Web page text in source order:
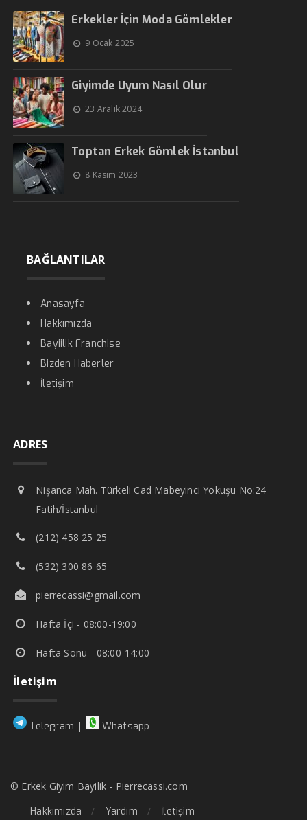
Erkekler İçin Moda Gömlekler
9 Ocak 2025
Giyimde Uyum Nasıl Olur
23 Aralık 2024
Toptan Erkek Gömlek İstanbul
8 Kasım 2023
BAĞLANTILAR
Anasayfa
Hakkımızda
Bayiilik Franchise
Bizden Haberler
İletişim
ADRES
Nişanca Mah. Türkeli Cad Mabeyinci Yokuşu No:24
Fatih/İstanbul
(212) 458 25 25
(532) 300 86 65
pierrecassi@gmail.com
Hafta İçi - 08:00-19:00
Hafta Sonu - 08:00-14:00
İletişim
Telegram | Whatsapp
© Erkek Giyim Bayilik - Pierrecassi.com
Hakkımızda
Yardım İletişim